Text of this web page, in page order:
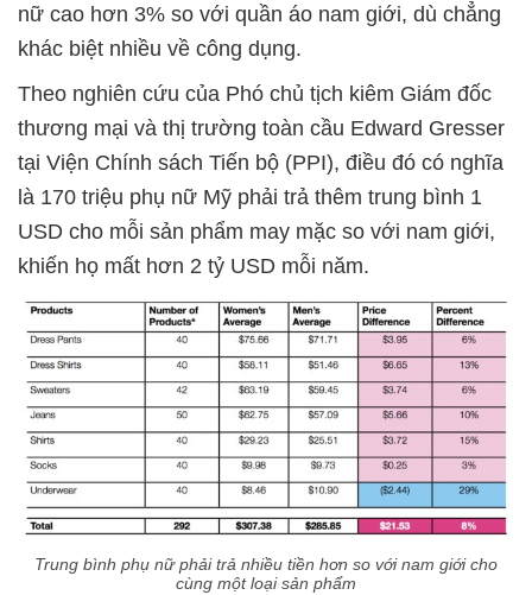
nữ cao hơn 3% so với quần áo nam giới, dù chẳng
khác biệt nhiều về công dụng.
Theo nghiên cứu của Phó chủ tịch kiêm Giám đốc
thương mại và thị trường toàn cầu Edward Gresser
tại Viện Chính sách Tiến bộ (PPI), điều đó có nghĩa
là 170 triệu phụ nữ Mỹ phải trả thêm trung bình 1
USD cho mỗi sản phẩm may mặc so với nam giới,
khiến họ mất hơn 2 tỷ USD mỗi năm.
Trung bình phụ nữ phải trả nhiều tiền hơn so với nam giới cho
cùng một loại sản phẩm